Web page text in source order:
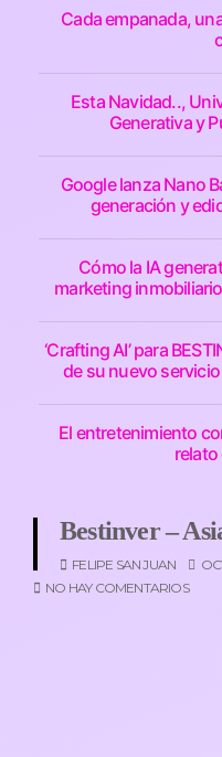
Cada empanada,
Esta Navidad..,
Generativa y
Google lanza Nano
generación y
Cómo la IA
marketing
‘Crafting AI’ para
de su nuevo
El entretenimiento
relato
Bestinver –
FELIPE SAN JUAN
NO HAY COMENTARIOS